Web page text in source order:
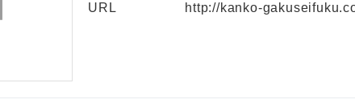
URL
http://kanko-